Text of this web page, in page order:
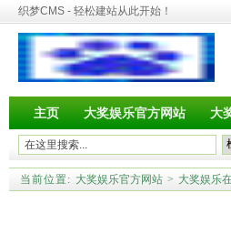
织梦CMS - 轻松建站从此开始！
主页 大奖娱乐官方网站 大
当前位置: 大奖娱乐官方网站 > 大奖娱乐